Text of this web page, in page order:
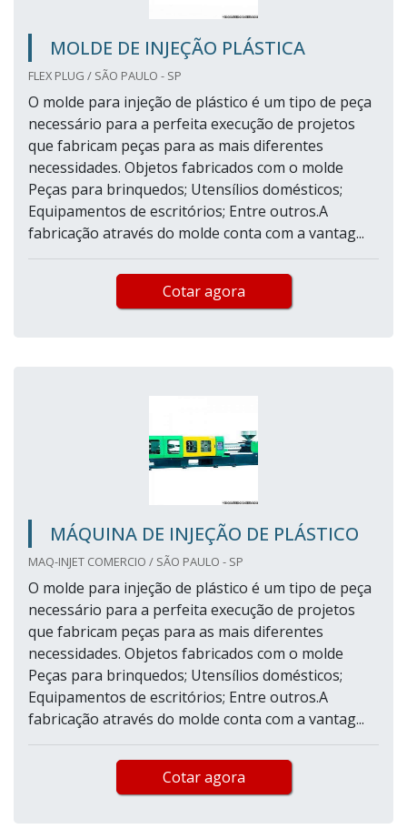
MOLDE DE INJEÇÃO PLÁSTICA
FLEX PLUG / SÃO PAULO - SP
O molde para injeção de plástico é um tipo de peça
necessário para a perfeita execução de projetos
que fabricam peças para as mais diferentes
necessidades. Objetos fabricados com o molde
Peças para brinquedos; Utensílios domésticos;
Equipamentos de escritórios; Entre outros.A
fabricação através do molde conta com a vantag...
Cotar agora
MÁQUINA DE INJEÇÃO DE PLÁSTICO
MAQ-INJET COMERCIO / SÃO PAULO - SP
O molde para injeção de plástico é um tipo de peça
necessário para a perfeita execução de projetos
que fabricam peças para as mais diferentes
necessidades. Objetos fabricados com o molde
Peças para brinquedos; Utensílios domésticos;
Equipamentos de escritórios; Entre outros.A
fabricação através do molde conta com a vantag...
Cotar agora